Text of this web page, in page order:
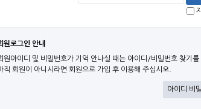
원로그인 안내
원아이디 및 비밀번호가 기억 안나실 때는 아이디/비밀번호 찾기를
직 회원이 아니시라면 회원으로 가입 후 이용해 주십시오.
아이디 비